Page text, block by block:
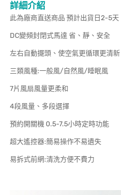
詳細介紹
此為廠商直送商品 預計出貨日2-5天
DC變頻封閉式馬達 省、靜、安全
左右自動擺頭、使空氣更循環更清新
三類風種:一般風/自然風/睡眠風
7片風扇風量更柔和
4段風量、多段選擇
預約開關機 0.5-7.5小時定時功能
超大遙控器:簡易操作不易遺失
易拆式前網:清洗方便不費力